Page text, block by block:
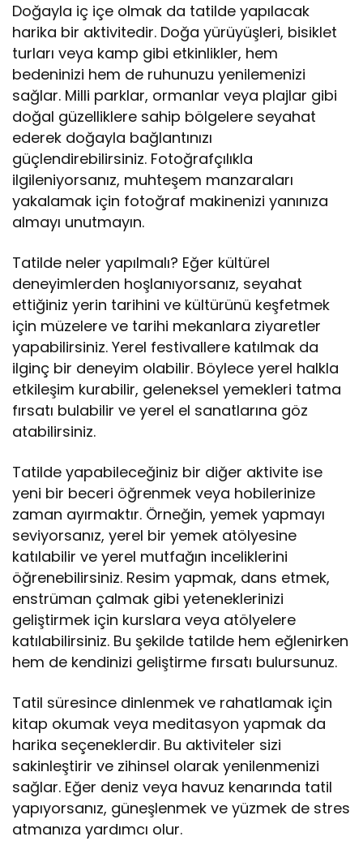
Doğayla iç içe olmak da tatilde yapılacak
harika bir aktivitedir. Doğa yürüyüşleri, bisiklet
turları veya kamp gibi etkinlikler, hem
bedeninizi hem de ruhunuzu yenilemenizi
sağlar. Milli parklar, ormanlar veya plajlar gibi
doğal güzelliklere sahip bölgelere seyahat
ederek doğayla bağlantınızı
güçlendirebilirsiniz. Fotoğrafçılıkla
ilgileniyorsanız, muhteşem manzaraları
yakalamak için fotoğraf makinenizi yanınıza
almayı unutmayın.
Tatilde neler yapılmalı? Eğer kültürel
deneyimlerden hoşlanıyorsanız, seyahat
ettiğiniz yerin tarihini ve kültürünü keşfetmek
için müzelere ve tarihi mekanlara ziyaretler
yapabilirsiniz. Yerel festivallere katılmak da
ilginç bir deneyim olabilir. Böylece yerel halkla
etkileşim kurabilir, geleneksel yemekleri tatma
fırsatı bulabilir ve yerel el sanatlarına göz
atabilirsiniz.
Tatilde yapabileceğiniz bir diğer aktivite ise
yeni bir beceri öğrenmek veya hobilerinize
zaman ayırmaktır. Örneğin, yemek yapmayı
seviyorsanız, yerel bir yemek atölyesine
katılabilir ve yerel mutfağın inceliklerini
öğrenebilirsiniz. Resim yapmak, dans etmek,
enstrüman çalmak gibi yeteneklerinizi
geliştirmek için kurslara veya atölyelere
katılabilirsiniz. Bu şekilde tatilde hem eğlenirken
hem de kendinizi geliştirme fırsatı bulursunuz.
Tatil süresince dinlenmek ve rahatlamak için
kitap okumak veya meditasyon yapmak da
harika seçeneklerdir. Bu aktiviteler sizi
sakinleştirir ve zihinsel olarak yenilenmenizi
sağlar. Eğer deniz veya havuz kenarında tatil
yapıyorsanız, güneşlenmek ve yüzmek de stres
atmanıza yardımcı olur.